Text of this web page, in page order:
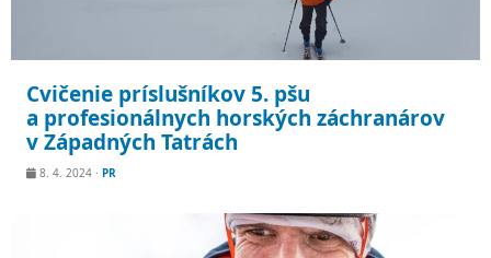
Cvičenie príslušníkov 5. pšu
a profesionálnych horských záchranárov
v Západných Tatrách
8. 4. 2024 · PR